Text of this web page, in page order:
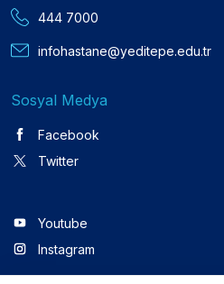
444 7000
infohastane@yeditepe.edu.tr
Sosyal Medya
Facebook
Twitter
Youtube
Instagram